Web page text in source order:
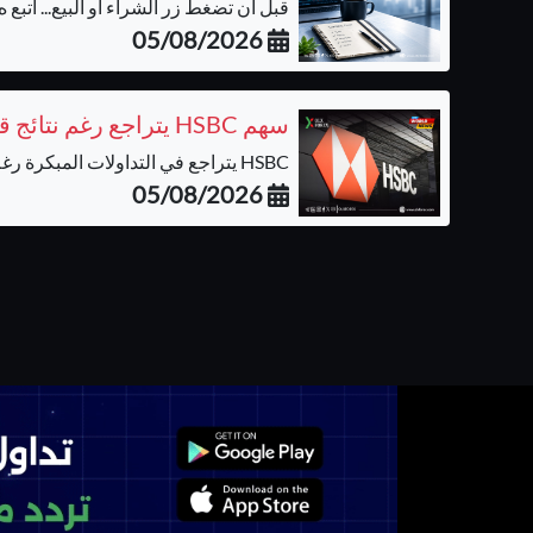
قبل أن تضغط زر الشراء أو البيع... اتبع
05/08/2026
سهم HSBC يتراجع رغم نتائج قوية وسط موجة جني الأرباح
HSBC يتراجع في التداولات المبكرة رغم أرب...
05/08/2026